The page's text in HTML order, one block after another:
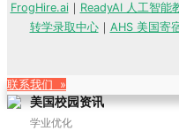
FrogHire.ai｜ ReadyAI 人工智能
转学录取中心｜ AHS 美国寄
联系我们 »
美国校园资讯
学业优化